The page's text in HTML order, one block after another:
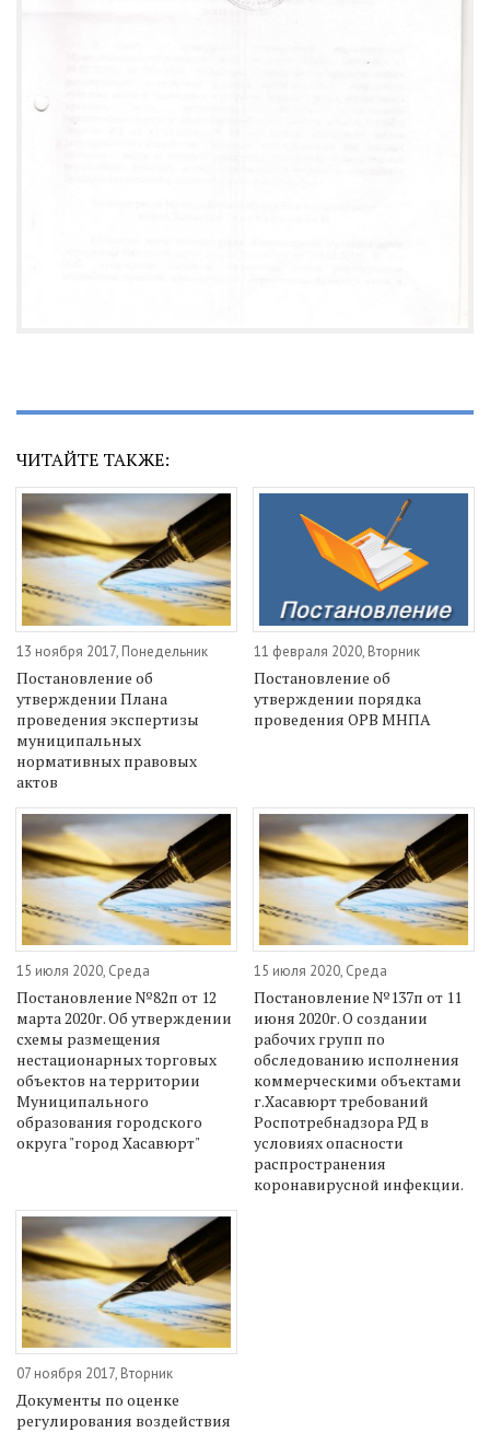
ЧИТАЙТЕ ТАКЖЕ:
13 ноября 2017, Понедельник
Постановление об
утверждении Плана
проведения экспертизы
муниципальных
нормативных правовых
актов
11 февраля 2020, Вторник
Постановление об
утверждении порядка
проведения ОРВ МНПА
15 июля 2020, Среда
Постановление №82п от 12
марта 2020г. Об утверждении
схемы размещения
нестационарных торговых
объектов на территории
Муниципального
образования городского
округа "город Хасавюрт"
15 июля 2020, Среда
Постановление №137п от 11
июня 2020г. О создании
рабочих групп по
обследованию исполнения
коммерческими объектами
г.Хасавюрт требований
Роспотребнадзора РД в
условиях опасности
распространения
коронавирусной инфекции.
07 ноября 2017, Вторник
Документы по оценке
регулирования воздействия